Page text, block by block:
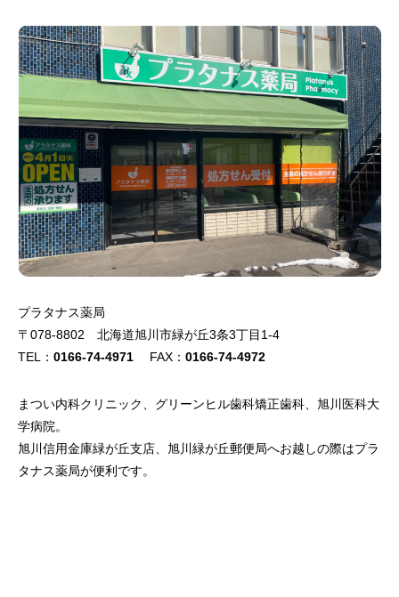
プラタナス薬局
〒078-8802 北海道旭川市緑が丘3条3丁目1-4
TEL： 0166-74-4971 FAX： 0166-74-4972
まつい内科クリニック、グリーンヒル歯科矯正歯科、旭川医科大
学病院。
旭川信用金庫緑が丘支店、旭川緑が丘郵便局へお越しの際はプラ
タナス薬局が便利です。